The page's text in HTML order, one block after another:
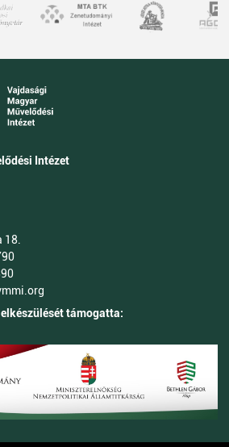
Intézet
18.
támogatta: